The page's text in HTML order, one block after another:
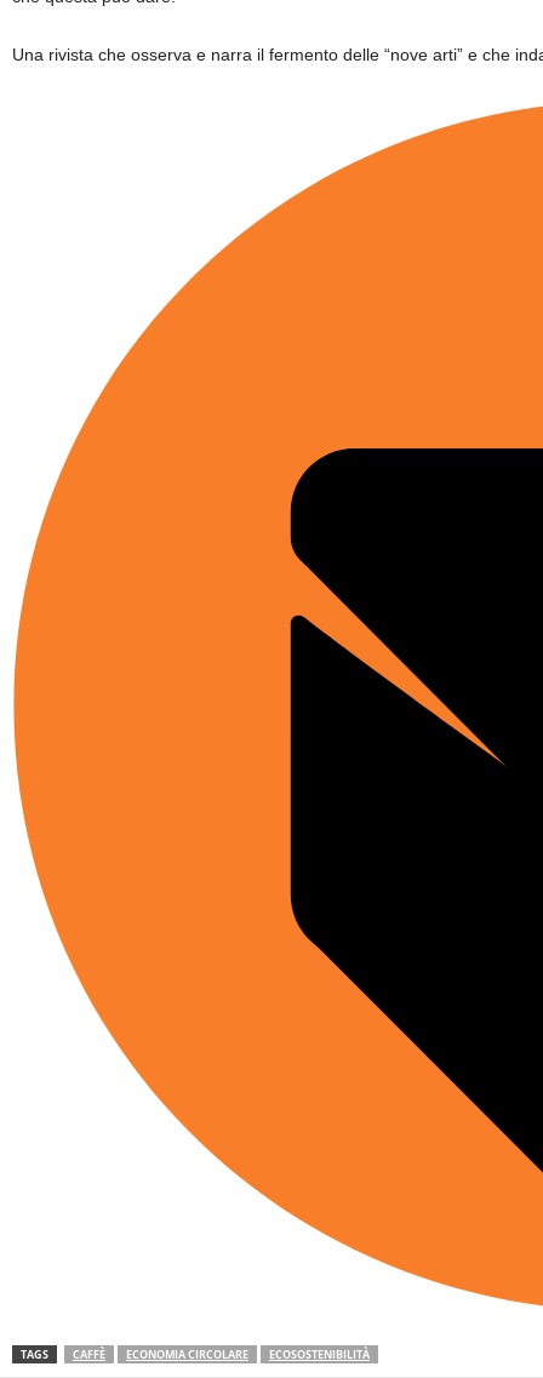
Una rivista che osserva e narra il fermento delle “nove arti” e che
TAGS CAFFÈ ECONOMIA CIRCOLARE ECOSOSTENIBILITÀ